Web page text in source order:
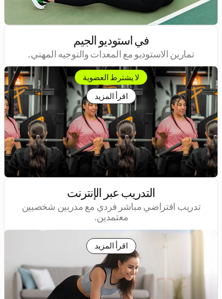
في استوديو الجيم
تمارين الاستوديو مع المعدات والتوجيه المهني.
لا يشترط العضوية
اقرأ المزيد
التدريب عبر الإنترنت
تدريب افتراضي مباشر فردي مع مدربين شخصيين
معتمدين.
اقرأ المزيد